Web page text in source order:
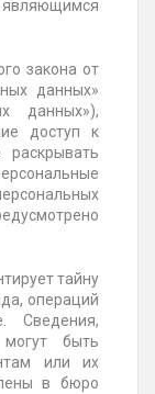
закона от
данных»
данных»),
доступ к
тайну
операций
Сведения,
быть
или их
в бюро